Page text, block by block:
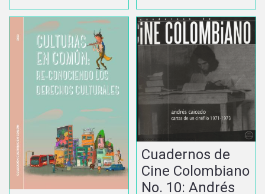
Cuadernos de
Cine Colombiano
No. 10: Andrés